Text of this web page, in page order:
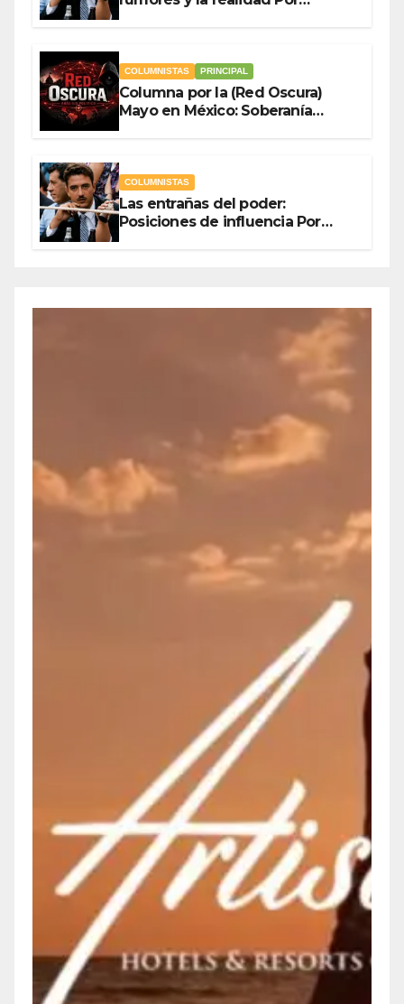
COLUMNISTAS PRINCIPAL
Columna por la (Red Oscura)
Mayo en México: Soberanía
COLUMNISTAS
Las entrañas del poder:
Posiciones de influencia Por